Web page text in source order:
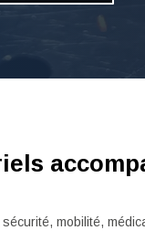
mobilité,